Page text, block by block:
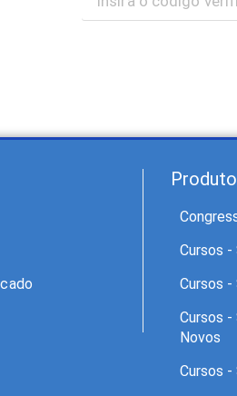
Cursos
Cursos -
Cursos -
Novos
Cursos -